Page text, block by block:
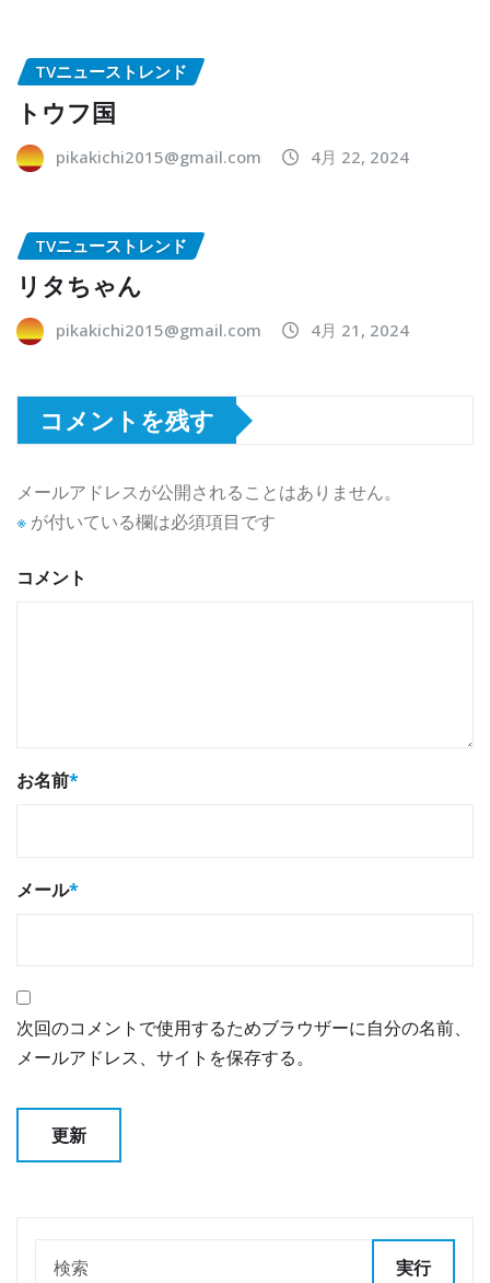
TVニューストレンド
トウフ国
pikakichi2015@gmail.com 4月 22, 2024
TVニューストレンド
リタちゃん
pikakichi2015@gmail.com 4月 21, 2024
コメントを残す
メールアドレスが公開されることはありません。
※ が付いている欄は必須項目です
コメント
お名前*
メール*
次回のコメントで使用するためブラウザーに自分の名前、
メールアドレス、サイトを保存する。
実行